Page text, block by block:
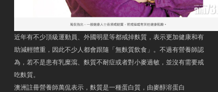
近年有不少頂級運動員、外國明星等都戒掉麩質，表示更加健康和有
助減輕體重，因此不少人都會跟隨「無麩質飲食」。不過有營養師認
為，若不是患有乳糜瀉、麩質不耐症或者對小麥過敏，並沒有需要戒
吃麩質。
澳洲註冊營養師萬侃表示，麩質是一種蛋白質，由麥醇溶蛋白